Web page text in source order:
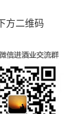
方二维码